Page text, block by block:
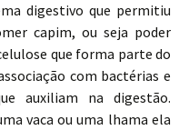
digestivo que permitiu
capim, ou seja poder
que forma parte do
com bactérias e
auxiliam na digestão.
vaca ou uma lhama ela